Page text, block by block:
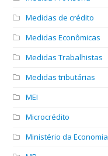
Medidas de crédito
Medidas Econômicas
Medidas Trabalhistas
Medidas tributárias
MEI
Microcrédito
Ministério da Economia